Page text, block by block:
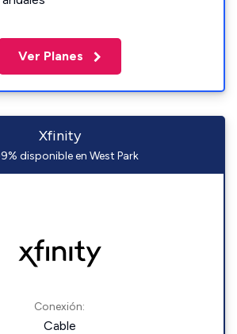
Ver Planes
Xfinity
disponible en West Park
Conexión:
Cable